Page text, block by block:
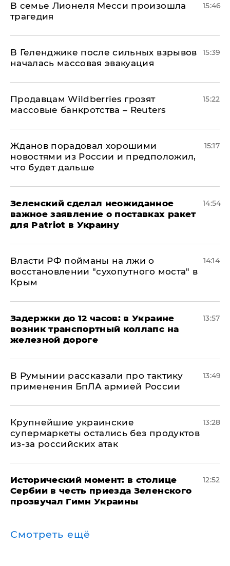
В семье Лионеля Месси произошла
трагедия
15:46
В Геленджике после сильных взрывов
началась массовая эвакуация
15:39
Продавцам Wildberries грозят
массовые банкротства – Reuters
15:22
Жданов порадовал хорошими
новостями из России и предположил,
что будет дальше
15:17
Зеленский сделал неожиданное
важное заявление о поставках ракет
для Patriot в Украину
14:54
Власти РФ пойманы на лжи о
восстановлении "сухопутного моста" в
Крым
14:14
Задержки до 12 часов: в Украине
возник транспортный коллапс на
железной дороге
13:57
В Румынии рассказали про тактику
применения БпЛА армией России
13:49
Крупнейшие украинские
супермаркеты остались без продуктов
из-за российских атак
13:28
Исторический момент: в столице
Сербии в честь приезда Зеленского
прозвучал Гимн Украины
12:52
Смотреть ещё